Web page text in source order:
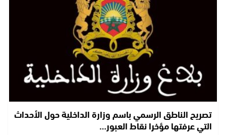
تصريح الناطق الرسمي باسم وزارة الداخلية حول الأحداث
التي عرفتها مؤخرا نقاط العبور…